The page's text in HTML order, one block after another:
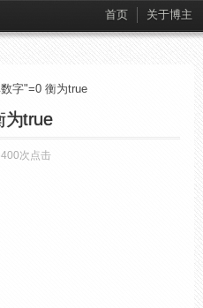
首页 关于博主
字"=0 衡为true
为true
次点击